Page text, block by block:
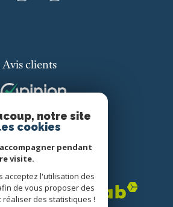
Avis clients
Adhérents
notre site
cookies
pendant
visite.
acceptez l'utilisation des
de vous proposer des
des statistiques !